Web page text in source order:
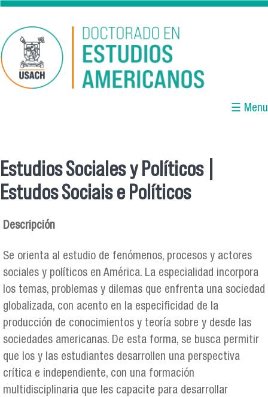
Pasar al contenido principal
☰ Menu
Se encuentra usted aquí
Estudios Sociales y Políticos |
Estudos Sociais e Políticos
Descripción
Se orienta al estudio de fenómenos, procesos y actores
sociales y políticos en América. La especialidad incorpora
los temas, problemas y dilemas que enfrenta una sociedad
globalizada, con acento en la especificidad de la
producción de conocimientos y teoría sobre y desde las
sociedades americanas. De esta forma, se busca permitir
que los y las estudiantes desarrollen una perspectiva
crítica e independiente, con una formación
multidisciplinaria que les capacite para desarrollar